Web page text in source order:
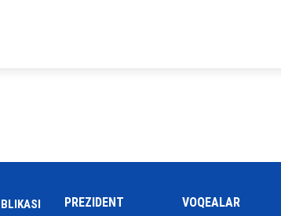
PREZIDENT VOQEALAR